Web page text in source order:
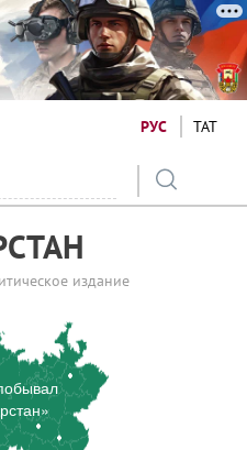
РУС ТАТ
издание